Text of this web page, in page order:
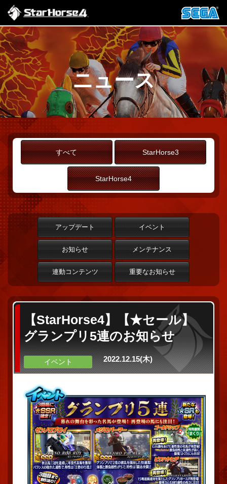
ニュース
すべて StarHorse3
StarHorse4
アップデート イベント
お知らせ メンテナンス
連動コンテンツ 重要なお知らせ
【StarHorse4】【★セール】
グランプリ5連のお知らせ
イベント 2022.12.15(木)